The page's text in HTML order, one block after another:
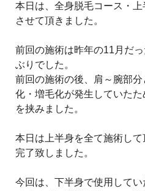
本日は、全身脱毛コース・
させて頂きました。
前回の施術は昨年の11月だ
ぶりでした。
前回の施術の後、肩～腕部
化・増毛化が発生していた
を挟みました。
本日は上半身を全て施術し
完了致しました。
今回は、下半身で使用して